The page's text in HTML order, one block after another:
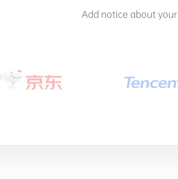
Add notice about your